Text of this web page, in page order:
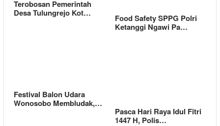
Terobosan Pemerintah
Desa Tulungrejo Kot…
Food Safety SPPG Polri
Ketanggi Ngawi Pa…
Festival Balon Udara
Wonosobo Membludak,…
Pasca Hari Raya Idul Fitri
1447 H, Polis…